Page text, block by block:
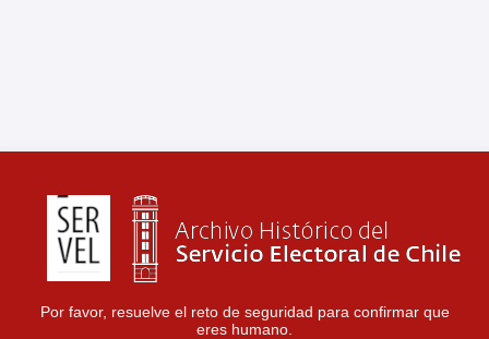
Por favor, resuelve el reto de seguridad para confirmar que
eres humano.